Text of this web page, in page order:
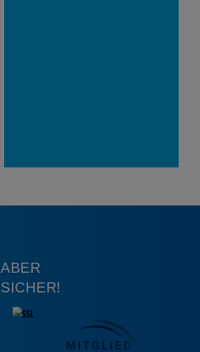
ABER
SICHER!